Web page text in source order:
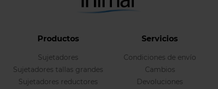
Productos
Sujetadores
Sujetadores tallas grandes
Sujetadores reductores
Servicios
Condiciones de envío
Cambios
Devoluciones